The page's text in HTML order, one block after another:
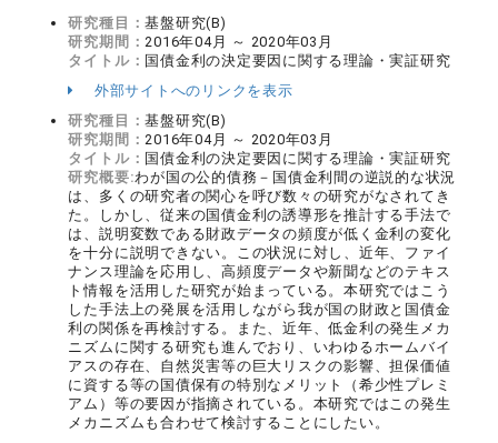
研究種目：基盤研究(B)
研究期間：2016年04月 ～ 2020年03月
タイトル： 国債金利の決定要因に関する理論・実証研究
外部サイトへのリンクを表示
研究種目：基盤研究(B)
研究期間：2016年04月 ～ 2020年03月
タイトル： 国債金利の決定要因に関する理論・実証研究
研究概要:わが国の公的債務－国債金利間の逆説的な状況
は、多くの研究者の関心を呼び数々の研究がなされてき
た。しかし、従来の国債金利の誘導形を推計する手法で
は、説明変数である財政データの頻度が低く金利の変化
を十分に説明できない。この状況に対し、近年、ファイ
ナンス理論を応用し、高頻度データや新聞などのテキス
ト情報を活用した研究が始まっている。本研究ではこう
した手法上の発展を活用しながら我が国の財政と国債金
利の関係を再検討する。また、近年、低金利の発生メカ
ニズムに関する研究も進んでおり、いわゆるホームバイ
アスの存在、自然災害等の巨大リスクの影響、担保価値
に資する等の国債保有の特別なメリット（希少性プレミ
アム）等の要因が指摘されている。本研究ではこの発生
メカニズムも合わせて検討することにしたい。